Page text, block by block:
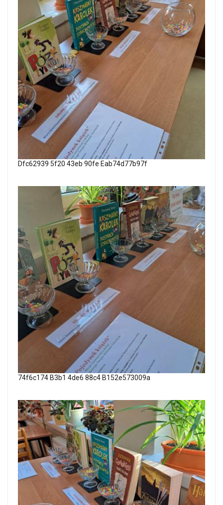
Dfc62939 5f20 43eb 90fe Eab74d77b97f
74f6c174 B3b1 4de6 88c4 B152e573009a